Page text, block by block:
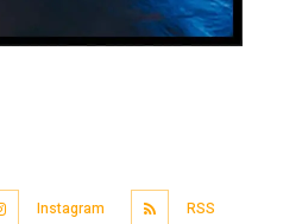
Instagram RSS